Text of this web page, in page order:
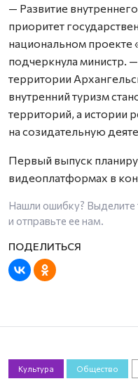
— Развитие
приоритет
национальном проекте
подчеркнула министр.
территории
внутренний туризм
территорий, а
на созидательную
Первый выпуск
видеоплатформах в
Нашли ошибку? Выделите
и отправьте ее нам.
Культура Общество